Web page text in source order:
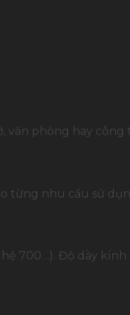
phòng hay công
từng nhu cầu sử
700…). Độ dày